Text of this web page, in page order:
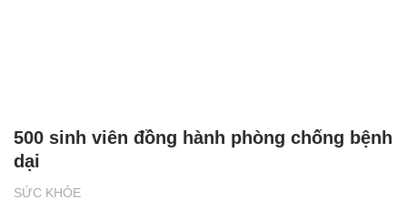
SỨC KHỎE
500 sinh viên đồng hành phòng chống bệnh
dại